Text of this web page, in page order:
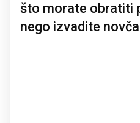
što morate obratiti
nego izvadite